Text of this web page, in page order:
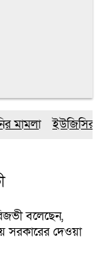
মামলা ইউজিসির
বলেছেন,
সরকারের দেওয়া